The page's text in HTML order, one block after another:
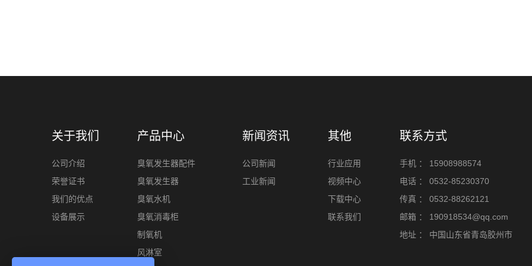
关于我们
公司介绍
荣誉证书
我们的优点
设备展示
产品中心
臭氧发生器配件
臭氧发生器
臭氧水机
臭氧消毒柜
制氧机
风淋室
新闻资讯
公司新闻
工业新闻
其他
行业应用
视频中心
下载中心
联系我们
联系方式
手机 ：
15908988574
电话 ：
0532-85230370
传真 ：
0532-88262121
邮箱 ：
190918534@qq.com
地址 ：
中国山东省青岛胶州市